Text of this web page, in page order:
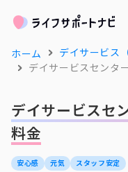
ホーム
デイサービス
デイサービスセンタ
デイサービスセ
料金
安心感 元気 スタッフ安定